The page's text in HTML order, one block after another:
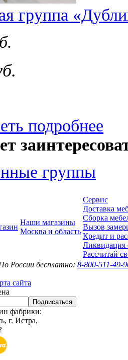
группа
подробнее
группы
Наши магазины
Москва и область
Сервис
Доставка
Сборка
Вызов
Кредит и
Ликвидация
Рассчитай
России бесплатно: 8-800-511-49-
сайта
Подписаться
фабрики:
г. Истра,